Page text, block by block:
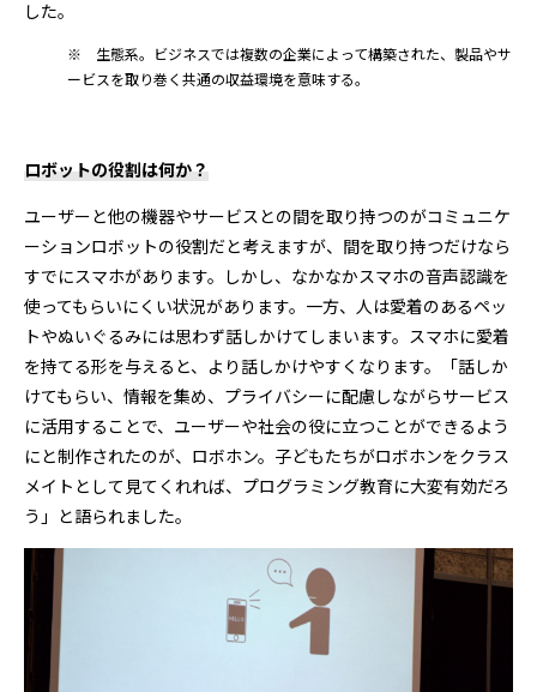
した。
※ 生態系。ビジネスでは複数の企業によって構築された、製品やサ
ービスを取り巻く共通の収益環境を意味する。
ロボットの役割は何か？
ユーザーと他の機器やサービスとの間を取り持つのがコミュニケ
ーションロボットの役割だと考えますが、間を取り持つだけなら
すでにスマホがあります。しかし、なかなかスマホの音声認識を
使ってもらいにくい状況があります。一方、人は愛着のあるペッ
トやぬいぐるみには思わず話しかけてしまいます。スマホに愛着
を持てる形を与えると、より話しかけやすくなります。「話しか
けてもらい、情報を集め、プライバシーに配慮しながらサービス
に活用することで、ユーザーや社会の役に立つことができるよう
にと制作されたのが、ロボホン。子どもたちがロボホンをクラス
メイトとして見てくれれば、プログラミング教育に大変有効だろ
う」と語られました。